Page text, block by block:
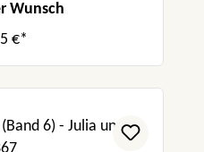
Wunsch
€*